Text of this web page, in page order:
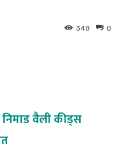
0
348
वैली कीड्स